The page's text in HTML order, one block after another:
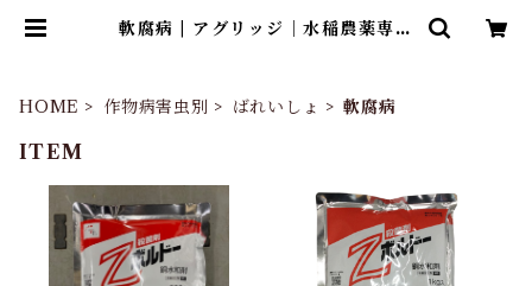
軟腐病 | アグリッジ｜水稲農薬専門
HOME 作物病害虫別 ばれいしょ 軟腐病
ITEM